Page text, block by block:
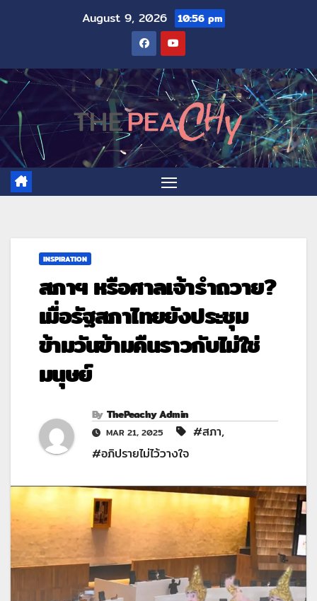
August 9, 2026 10:56 pm
INSPIRATION
สภาฯ หรือศาลเจ้ารำถวาย?
เมื่อรัฐสภาไทยยังประชุม
ข้ามวันข้ามคืนราวกับไม่ใช่
มนุษย์
By ThePeachy Admin
MAR 21, 2025 #สภา,
#อภิปรายไม่ไว้วางใจ